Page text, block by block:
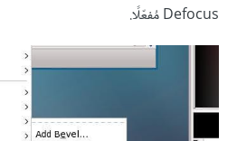
Defocus مُفعّلًا.